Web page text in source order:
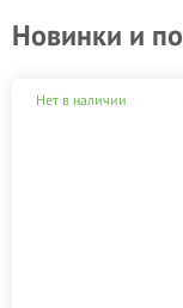
Новинки и
Нет в наличии